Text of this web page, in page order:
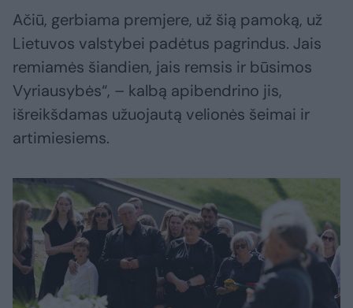
Ačiū, gerbiama premjere, už šią pamoką, už
Lietuvos valstybei padėtus pagrindus. Jais
remiamės šiandien, jais remsis ir būsimos
Vyriausybės“, – kalbą apibendrino jis,
išreikšdamas užuojautą velionės šeimai ir
artimiesiems.